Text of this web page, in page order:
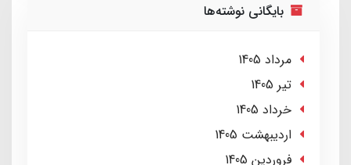
بایگانی نوشته‌ها
مرداد 1405
تير 1405
خرداد 1405
ارديبهشت 1405
فروردین 1405